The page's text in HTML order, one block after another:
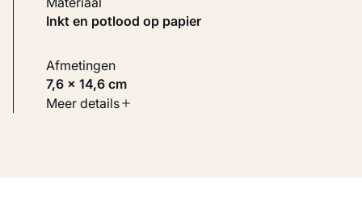
Inkt en potlood op papier
Afmetingen
7,6 × 14,6 cm
Soort werk
Meer details